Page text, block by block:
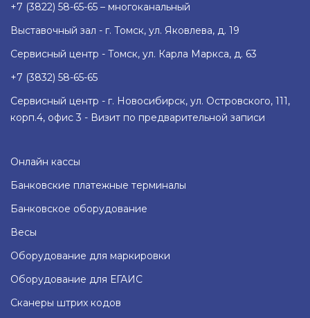
+7 (3822) 58-65-65 – многоканальный
Выставочный зал - г. Томск, ул. Яковлева, д. 19
Сервисный центр - Томск, ул. Карла Маркса, д. 63
+7 (3832) 58-65-65
Сервисный центр - г. Новосибирск, ул. Островского, 111,
корп.4, офис 3 - Визит по предварительной записи
Онлайн кассы
Банковские платежные терминалы
Банковское оборудование
Весы
Оборудование для маркировки
Оборудование для ЕГАИС
Сканеры штрих кодов